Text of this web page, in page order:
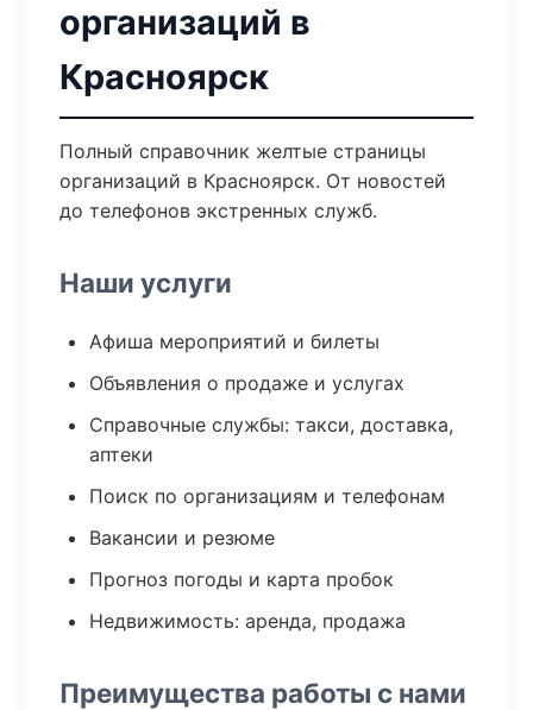
организаций в
Красноярск
Полный справочник желтые страницы
организаций в Красноярск. От новостей
до телефонов экстренных служб.
Наши услуги
Афиша мероприятий и билеты
Объявления о продаже и услугах
Справочные службы: такси, доставка,
аптеки
Поиск по организациям и телефонам
Вакансии и резюме
Прогноз погоды и карта пробок
Недвижимость: аренда, продажа
Преимущества работы с нами